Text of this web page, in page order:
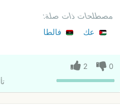
مصطلحات ذات صلة:
عك
فالطا
0
2